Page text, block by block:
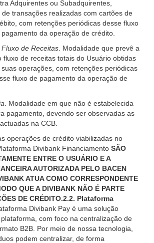
Adquirentes ou Subadquirentes,
transações realizadas com cartões de
com retenções periódicas desse fluxo
da operação de crédito.
de Receitas . Modalidade que prevê a
fluxo de receitas totais do Usuário obtidas
operações, com retenções periódicas
fluxo de pagamento da operação de
. Modalidade em que não é estabelecida
pagamento, devendo ser observadas as
na CCB.
operações de crédito viabilizadas no
Divibank Financiamento SÃO
ENTRE O USUÁRIO E A
AUTORIZADA PELO BACEN
ATUA COMO CORRESPONDENTE
QUE A DIVIBANK NÃO É PARTE
DE CRÉDITO.2.2. Plataforma
Divibank Pay é uma solução
com foco na centralização de
B2B. Por meio de nossa tecnologia,
podem centralizar, de forma